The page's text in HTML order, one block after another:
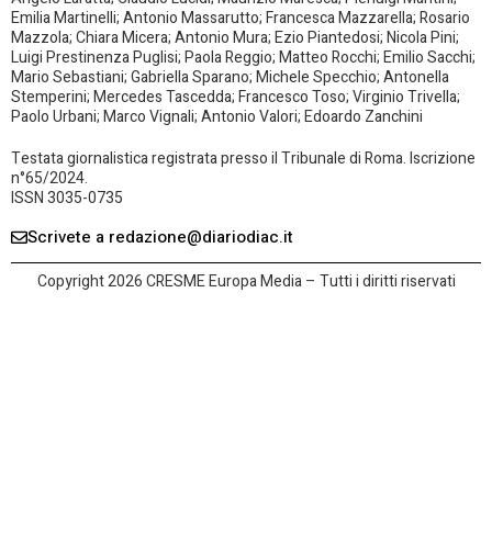
Emilia Martinelli; Antonio Massarutto; Francesca Mazzarella; Rosario
Mazzola; Chiara Micera; Antonio Mura; Ezio Piantedosi; Nicola Pini;
Luigi Prestinenza Puglisi; Paola Reggio; Matteo Rocchi; Emilio Sacchi;
Mario Sebastiani; Gabriella Sparano; Michele Specchio; Antonella
Stemperini; Mercedes Tascedda; Francesco Toso; Virginio Trivella;
Paolo Urbani; Marco Vignali; Antonio Valori; Edoardo Zanchini
Testata giornalistica registrata presso il Tribunale di Roma. Iscrizione
n°65/2024.
ISSN 3035-0735
Scrivete a redazione@diariodiac.it
Copyright 2026 CRESME Europa Media – Tutti i diritti riservati